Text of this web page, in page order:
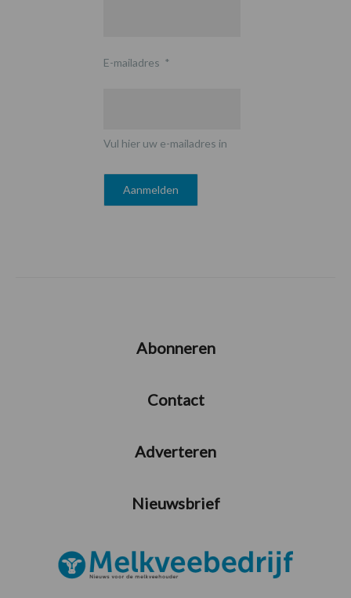
E-mailadres *
Vul hier uw e-mailadres in
Abonneren
Contact
Adverteren
Nieuwsbrief